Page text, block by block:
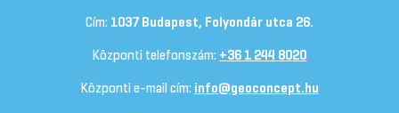
Cím: 1037 Budapest, Folyondár utca 26.
Központi telefonszám: +36 1 244 8020
Központi e-mail cím: info@geoconcept.hu